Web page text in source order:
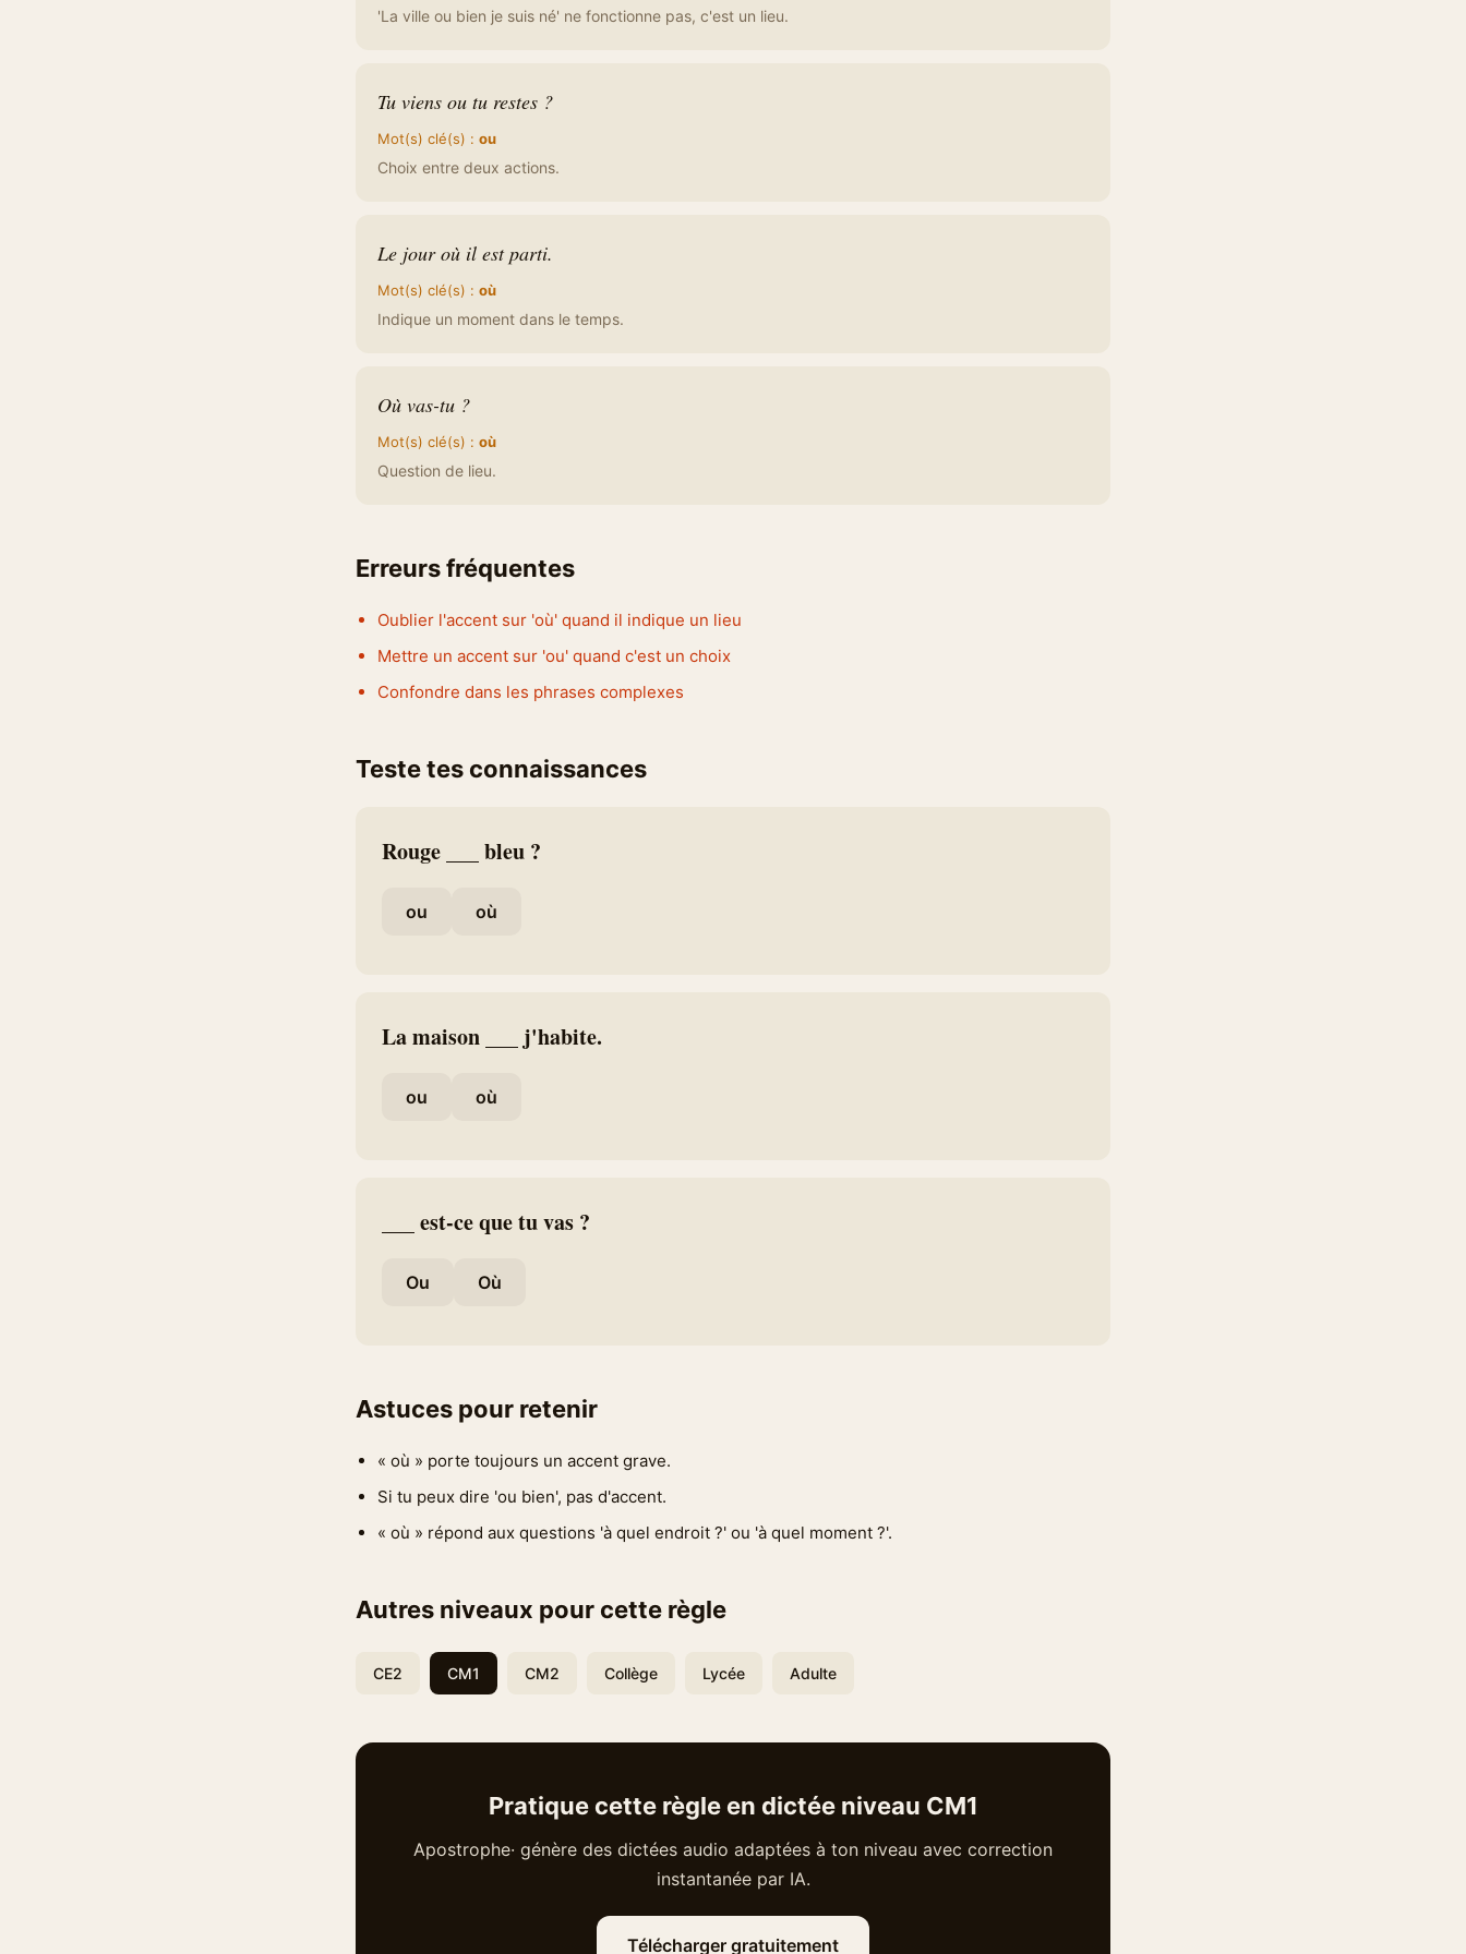
'La ville ou bien je suis né' ne fonctionne pas, c'est un lieu.
Tu viens ou tu restes ?
Mot(s) clé(s) : ou
Choix entre deux actions.
Le jour où il est parti.
Mot(s) clé(s) : où
Indique un moment dans le temps.
Où vas-tu ?
Mot(s) clé(s) : où
Question de lieu.
Erreurs fréquentes
Oublier l'accent sur 'où' quand il indique un lieu
Mettre un accent sur 'ou' quand c'est un choix
Confondre dans les phrases complexes
Teste tes connaissances
Rouge ___ bleu ?
ou où
La maison ___ j'habite.
ou où
___ est-ce que tu vas ?
Ou Où
Astuces pour retenir
« où » porte toujours un accent grave.
Si tu peux dire 'ou bien', pas d'accent.
« où » répond aux questions 'à quel endroit ?' ou 'à quel moment ?'.
Autres niveaux pour cette règle
CE2 CM1 CM2 Collège Lycée Adulte
Pratique cette règle en dictée niveau CM1
Apostrophe· génère des dictées audio adaptées à ton niveau avec correction
instantanée par IA.
Télécharger gratuitement